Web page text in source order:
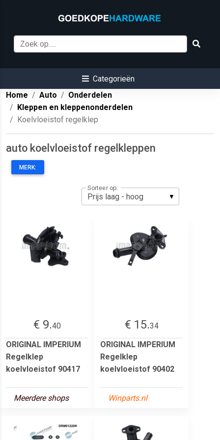
Categorieën
Home
Auto
Onderdelen
Kleppen en kleppenonderdelen
Koelvloeistof regelklep
auto koelvloeistof regelkleppen
MERK:
Sorteer op:
€ 9.40
ORIGINAL IMPERIUM
Regelklep
koelvloeistof 90417
Meerdere shops
€ 15.34
ORIGINAL IMPERIUM
Regelklep
koelvloeistof 90402
Winparts.nl